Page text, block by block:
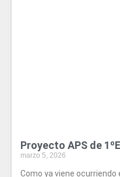
Proyecto APS de
marzo 5, 2026
Como ya viene